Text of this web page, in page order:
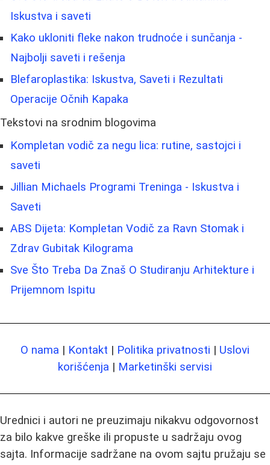
Iskustva i saveti
Kako ukloniti fleke nakon trudnoće i sunčanja -
Najbolji saveti i rešenja
Blefaroplastika: Iskustva, Saveti i Rezultati
Operacije Očnih Kapaka
Tekstovi na srodnim blogovima
Kompletan vodič za negu lica: rutine, sastojci i
saveti
Jillian Michaels Programi Treninga - Iskustva i
Saveti
ABS Dijeta: Kompletan Vodič za Ravn Stomak i
Zdrav Gubitak Kilograma
Sve Što Treba Da Znaš O Studiranju Arhitekture i
Prijemnom Ispitu
O nama | Kontakt | Politika privatnosti | Uslovi
korišćenja | Marketinški servisi
Urednici i autori ne preuzimaju nikakvu odgovornost
za bilo kakve greške ili propuste u sadržaju ovog
sajta. Informacije sadržane na ovom sajtu pružaju se